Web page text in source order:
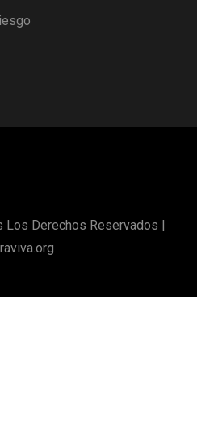
Los Derechos Reservados |